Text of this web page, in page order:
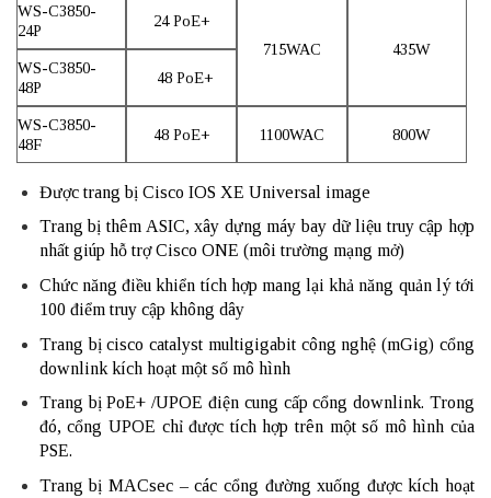
WS-C3850-
24P
24 PoE+
715WAC
435W
WS-C3850-
48P
48 PoE+
WS-C3850-
48F
48 PoE+ 1100WAC 800W
Được trang bị Cisco IOS XE Universal image
Trang bị thêm ASIC, xây dựng máy bay dữ liệu truy cập hợp
nhất giúp hỗ trợ Cisco ONE (môi trường mạng mở)
Chức năng điều khiển tích hợp mang lại khả năng quản lý tới
100 điểm truy cập không dây
Trang bị cisco catalyst multigigabit công nghệ (mGig) cổng
downlink kích hoạt một số mô hình
Trang bị PoE+ /UPOE điện cung cấp cổng downlink. Trong
đó, cổng UPOE chỉ được tích hợp trên một số mô hình của
PSE.
Trang bị MACsec – các cổng đường xuống được kích hoạt